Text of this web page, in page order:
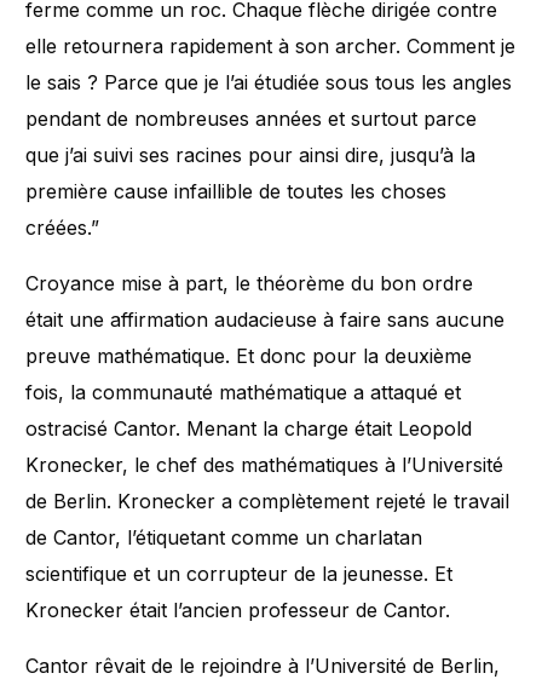
ferme comme un roc. Chaque flèche dirigée contre
elle retournera rapidement à son archer. Comment je
le sais ? Parce que je l’ai étudiée sous tous les angles
pendant de nombreuses années et surtout parce
que j’ai suivi ses racines pour ainsi dire, jusqu’à la
première cause infaillible de toutes les choses
créées.”
Croyance mise à part, le théorème du bon ordre
était une affirmation audacieuse à faire sans aucune
preuve mathématique. Et donc pour la deuxième
fois, la communauté mathématique a attaqué et
ostracisé Cantor. Menant la charge était Leopold
Kronecker, le chef des mathématiques à l’Université
de Berlin. Kronecker a complètement rejeté le travail
de Cantor, l’étiquetant comme un charlatan
scientifique et un corrupteur de la jeunesse. Et
Kronecker était l’ancien professeur de Cantor.
Cantor rêvait de le rejoindre à l’Université de Berlin,